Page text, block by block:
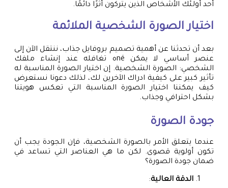
أحد أولئك الأشخاص الذين يتركون أثرًا دائمًا.
اختيار الصورة الشخصية الملائمة
بعد أن تحدثنا عن أهمية تصميم بروفايل جذاب، ننتقل الآن إلى
عنصر أساسي لا يمكن néه تغافله عند إنشاء ملفك
الشخصي: الصورة الشخصية. إن اختيار الصورة المناسبة له
تأثير كبير على كيفية ادراك الآخرين لك، لذلك دعونا نستعرض
كيف يمكننا اختيار الصورة المناسبة التي تعكس هويتنا
بشكل احترافي وجذاب.
جودة الصورة
عندما يتعلق الأمر بالصورة الشخصية، فإن الجودة يجب أن
تكون أولوية قصوى. لكن ما هي العناصر التي تساعد في
ضمان جودة الصورة؟
الدقة العالية: